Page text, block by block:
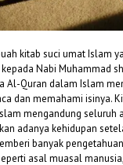
kitab suci umat Islam
kepada Nabi Muhammad
Al-Quran dalam Islam
dan memahami isinya.
mengandung seluruh
adanya kehidupan
banyak
asal muasal